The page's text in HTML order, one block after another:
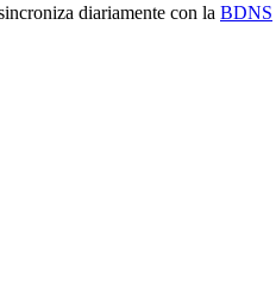
diariamente con la BDNS